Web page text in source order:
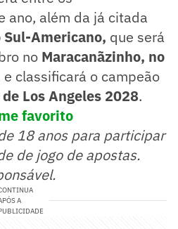
ano, além da já citada
Sul-Americano, que será
no Maracanãzinho, no
e classificará o campeão
Los Angeles 2028.
favorito
18 anos para participar
de jogo de apostas.
A